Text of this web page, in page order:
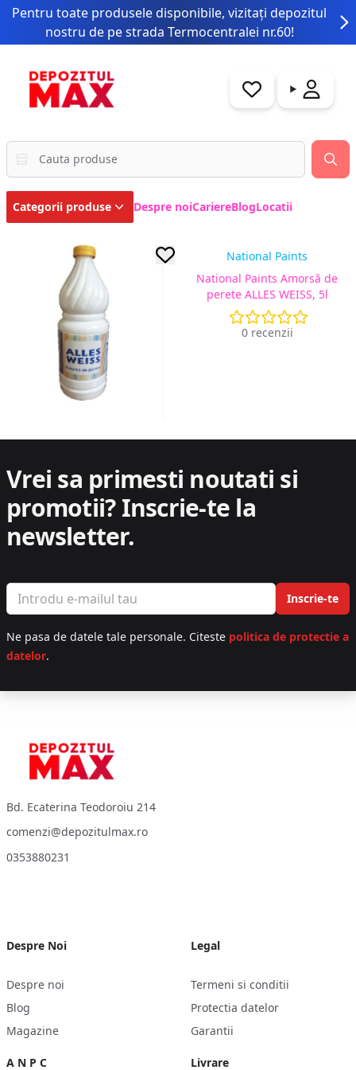
Pentru toate produsele disponibile, vizitați depozitul
nostru de pe strada Termocentralei nr.60!
Categorii produse Despre noiCariereBlogLocatii
National Paints
National Paints Amorsă de
perete ALLES WEISS, 5l
0 recenzii
Vrei sa primesti noutati si
promotii? Inscrie-te la
newsletter.
Email address Inscrie-te
Ne pasa de datele tale personale. Citeste politica de protectie a
datelor.
Bd. Ecaterina Teodoroiu 214
comenzi@depozitulmax.ro
0353880231
Despre Noi
Despre noi
Blog
Magazine
A N P C
Legal
Termeni si conditii
Protectia datelor
Garantii
Livrare